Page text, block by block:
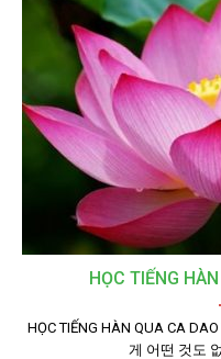
HỌC TIẾNG
HỌC TIẾNG HÀN QUA CA
게 어떤 것도